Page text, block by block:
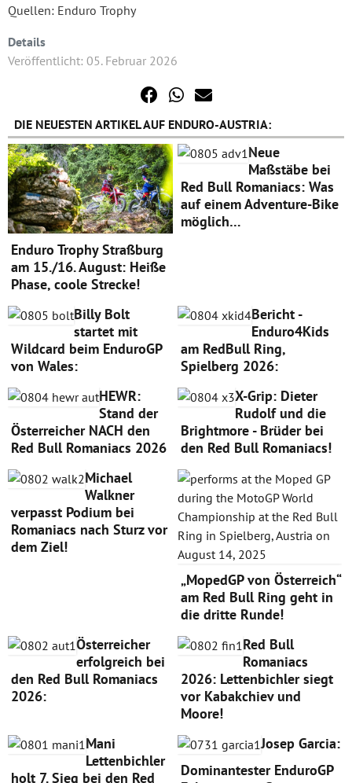
Quellen: Enduro Trophy
Details
Veröffentlicht: 05. Februar 2026
DIE NEUESTEN ARTIKEL AUF ENDURO-AUSTRIA:
Enduro Trophy Straßburg
am 15./16. August: Heiße
Phase, coole Strecke!
Neue
Maßstäbe bei
Red Bull Romaniacs: Was
auf einem Adventure-Bike
möglich…
Billy Bolt
startet mit
Wildcard beim EnduroGP
von Wales:
Bericht -
Enduro4Kids
am RedBull Ring,
Spielberg 2026:
HEWR:
Stand der
Österreicher NACH den
Red Bull Romaniacs 2026
X-Grip: Dieter
Rudolf und die
Brightmore - Brüder bei
den Red Bull Romaniacs!
Michael
Walkner
verpasst Podium bei
Romaniacs nach Sturz vor
dem Ziel!
„MopedGP von Österreich“
am Red Bull Ring geht in
die dritte Runde!
Österreicher
erfolgreich bei
den Red Bull Romaniacs
2026:
Red Bull
Romaniacs
2026: Lettenbichler siegt
vor Kabakchiev und
Moore!
Mani
Lettenbichler
holt 7. Sieg bei den Red
Josep Garcia:
Dominantester EnduroGP